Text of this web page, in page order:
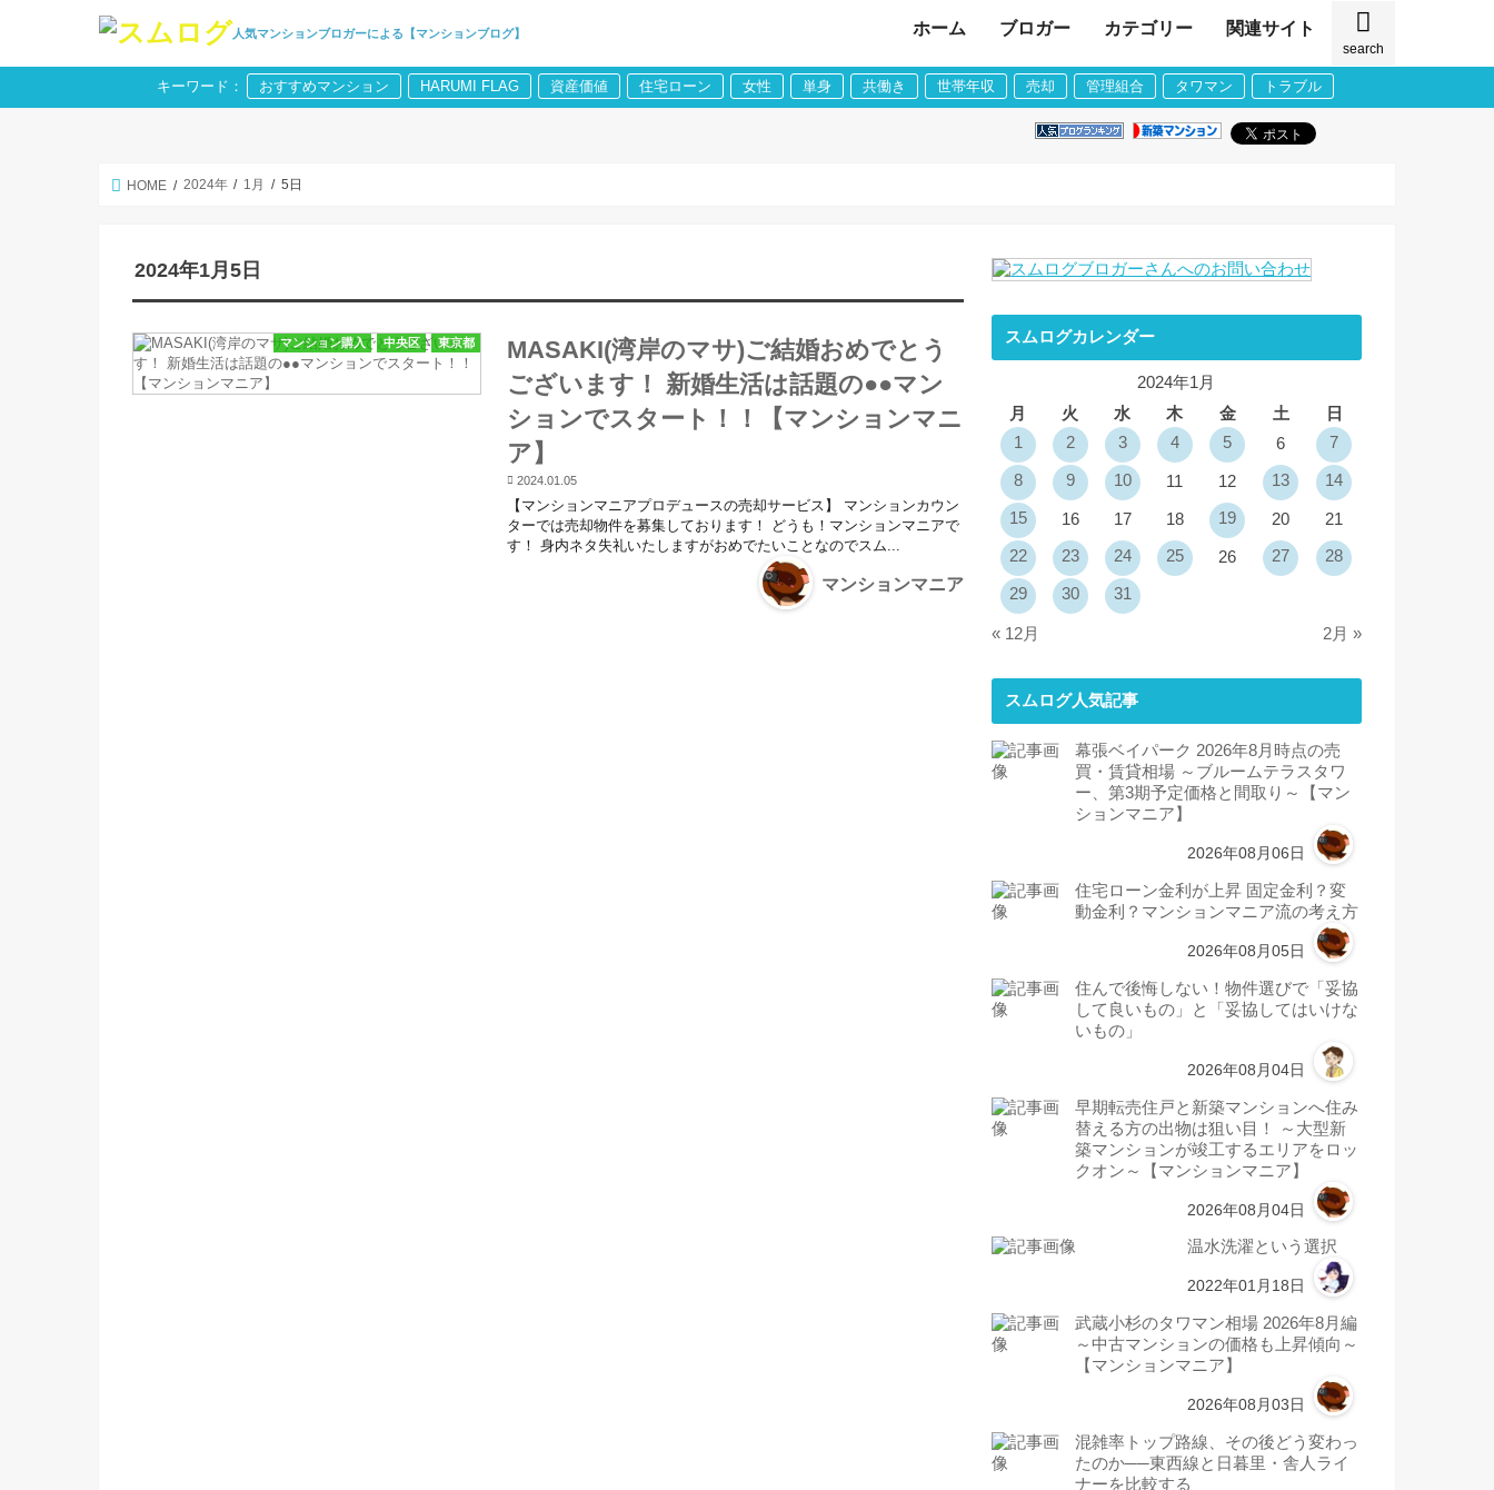
人気マンションブロガーによる【マンションブログ】
search
ホーム ブロガー カテゴリー 関連サイト
キーワード： おすすめマンション HARUMI FLAG 資産価値 住宅ローン 女性 単身 共働き 世帯年収 売却 管理組合 タワマン トラブル
HOME 2024年 1月 5日
2024年1月5日
マンション購入 中央区 東京都
MASAKI(湾岸のマサ)ご結婚おめでとう
ございます！ 新婚生活は話題の●●マン
ションでスタート！！【マンションマニ
ア】
2024.01.05
【マンションマニアプロデュースの売却サービス】 マンションカウン
ターでは売却物件を募集しております！ どうも！マンションマニアで
す！ 身内ネタ失礼いたしますがおめでたいことなのでスム...
マンションマニア
スムログカレンダー
2024年1月
月
火 水 木 金 土
日
1
2 3 4 5 6 7
8 9 10 11 12 13 14
15 16 17 18 19 20 21
22 23 24 25 26 27 28
29 30 31
« 12月 2月 »
スムログ人気記事
幕張ベイパーク 2026年8月時点の売
買・賃貸相場 ～ブルームテラスタワ
ー、第3期予定価格と間取り～【マン
ションマニア】
2026年08月06日
住宅ローン金利が上昇 固定金利？変
動金利？マンションマニア流の考え方
2026年08月05日
住んで後悔しない！物件選びで「妥協
して良いもの」と「妥協してはいけな
いもの」
2026年08月04日
早期転売住戸と新築マンションへ住み
替える方の出物は狙い目！ ～大型新
築マンションが竣工するエリアをロッ
クオン～【マンションマニア】
2026年08月04日
温水洗濯という選択
2022年01月18日
武蔵小杉のタワマン相場 2026年8月編
～中古マンションの価格も上昇傾向～
【マンションマニア】
2026年08月03日
混雑率トップ路線、その後どう変わっ
たのか──東西線と日暮里・舎人ライ
ナーを比較する